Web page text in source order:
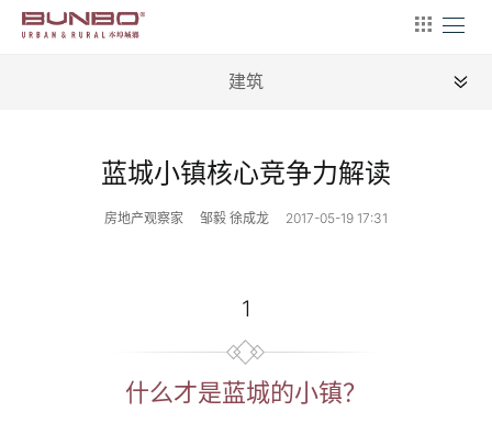
建筑
新闻
地理
产业
文艺
蓝城小镇核心竞争力解读
房地产观察家 邹毅 徐成龙 2017-05-19 17:31
1
什么才是蓝城的小镇？